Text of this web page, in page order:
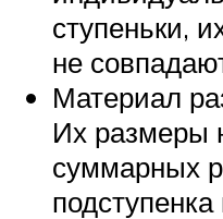
ступеньки,
не
Материал
Их размеры
суммарных